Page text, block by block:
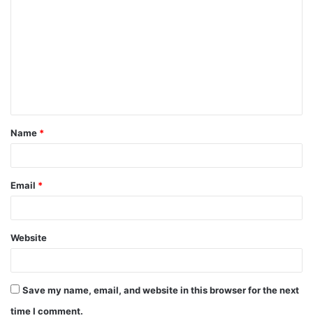
Name *
Email *
Website
Save my name, email, and website in this browser for the next
time I comment.